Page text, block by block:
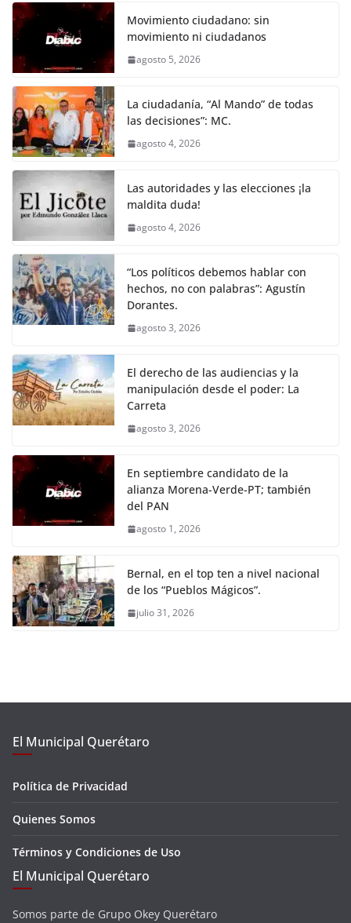
Movimiento ciudadano: sin
movimiento ni ciudadanos
agosto 5, 2026
La ciudadanía, “Al Mando” de todas
las decisiones”: MC.
agosto 4, 2026
Las autoridades y las elecciones ¡la
maldita duda!
agosto 4, 2026
“Los políticos debemos hablar con
hechos, no con palabras”: Agustín
Dorantes.
agosto 3, 2026
El derecho de las audiencias y la
manipulación desde el poder: La
Carreta
agosto 3, 2026
En septiembre candidato de la
alianza Morena-Verde-PT; también
del PAN
agosto 1, 2026
Bernal, en el top ten a nivel nacional
de los “Pueblos Mágicos”.
julio 31, 2026
El Municipal Querétaro
Política de Privacidad
Quienes Somos
Términos y Condiciones de Uso
El Municipal Querétaro
Somos parte de Grupo Okey Querétaro